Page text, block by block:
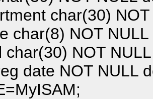
char(30)
char(8) NOT
char(30) NOT
date NOT NULL